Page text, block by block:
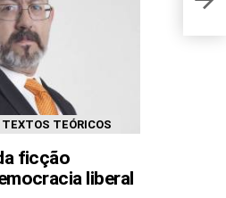
TEXTOS TEÓRICOS
ficção
liberal